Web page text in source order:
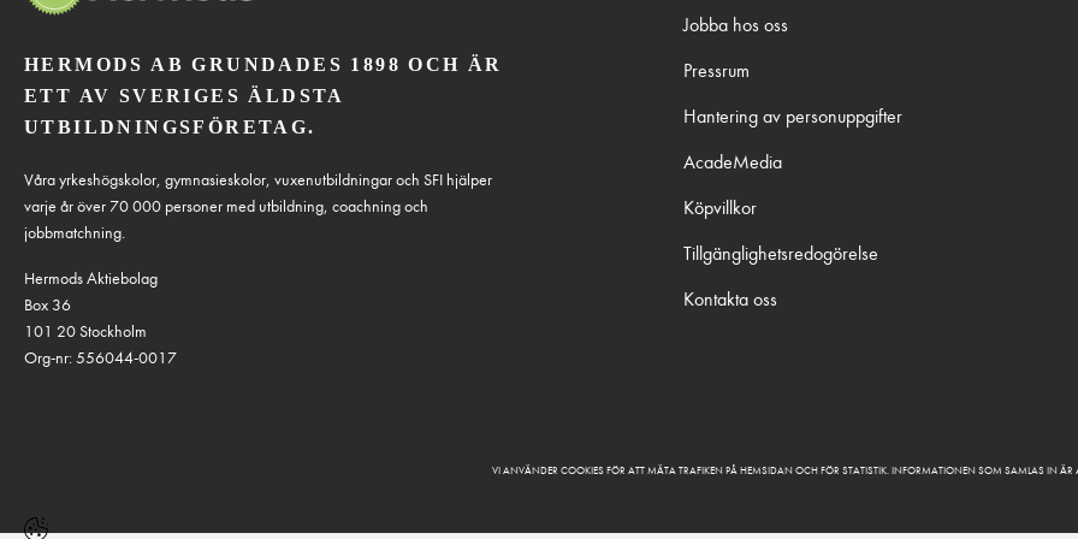
HERMODS AB GRUNDADES 1898 OCH ÄR
ETT AV SVERIGES ÄLDSTA
UTBILDNINGSFÖRETAG.
Våra yrkeshögskolor, gymnasieskolor, vuxenutbildningar och SFI hjälper
varje år över 70 000 personer med utbildning, coachning och
jobbmatchning.
Hermods Aktiebolag
Box 36
101 20 Stockholm
Org-nr: 556044-0017
Jobba hos oss
Pressrum
Hantering av personuppgifter
AcadeMedia
Köpvillkor
Tillgänglighetsredogörelse
Kontakta oss
VI ANVÄNDER COOKIES FÖR ATT MÄTA TRAFIKEN PÅ HEMSIDAN OCH FÖR STATISTIK. INFORMATIONEN SOM SAMLAS IN ÄR